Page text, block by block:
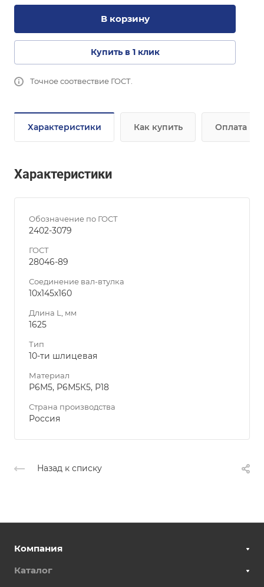
В корзину
Купить в 1 клик
Точное соотвествие ГОСТ.
Характеристики Как купить Оплата
Характеристики
Обозначение по ГОСТ
2402-3079
ГОСТ
28046-89
Соединение вал-втулка
10х145х160
Длина L, мм
1625
Тип
10-ти шлицевая
Материал
Р6М5, Р6М5К5, Р18
Страна производства
Россия
Назад к списку
Компания
Каталог